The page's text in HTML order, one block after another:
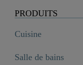
PRODUITS
Cuisine
Salle de bains